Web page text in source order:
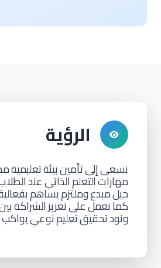
الرؤية
نسعى إلى تأمينبيئةتعليمية
مهاراتالتعلمالذاتي عندالطلاب
جيلمبدعوملتزميساهمبفعالية
كمانعملعلى تعزيزالشراكةبين
ونودتحقيقتعليمنوعي يواكب